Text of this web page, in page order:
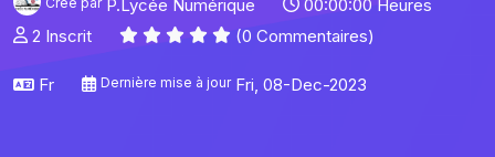
P.Lycée Numérique
00:00:00 Heures
2 Inscrit
(0 Commentaires)
Fr Dernière mise à jour Fri, 08-Dec-2023